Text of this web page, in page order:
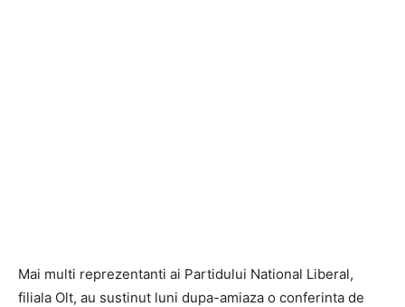
Mai multi reprezentanti ai Partidului National Liberal,
filiala Olt, au sustinut luni dupa-amiaza o conferinta de